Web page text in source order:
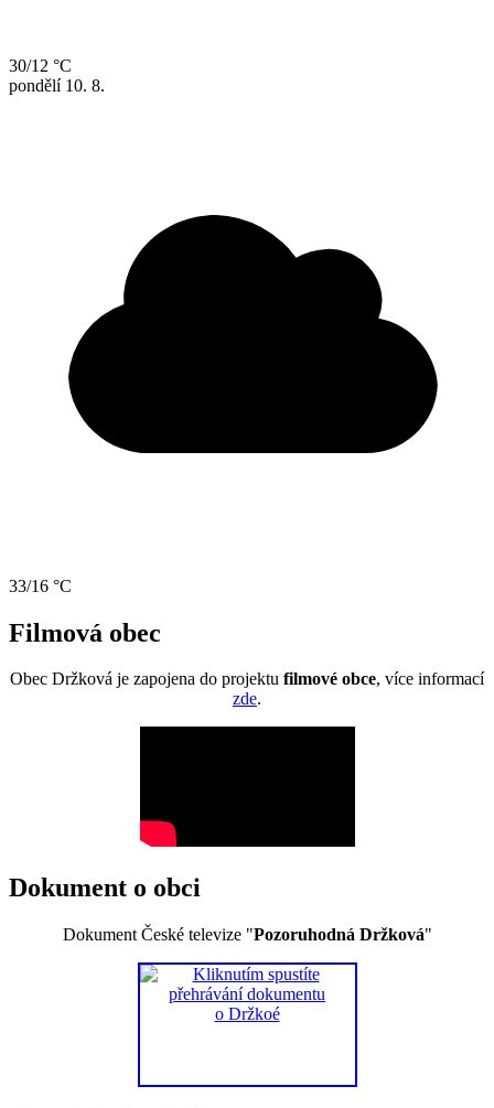
30/12 °C
pondělí 10. 8.
33/16 °C
Filmová obec
Obec Držková je zapojena do projektu filmové obce, více informací
zde.
Dokument o obci
Dokument České televize "Pozoruhodná Držková"